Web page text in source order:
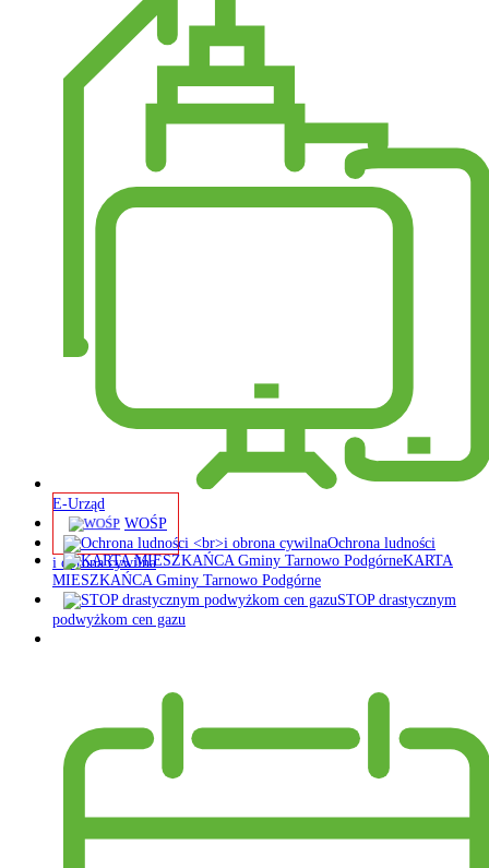
E-Urząd
WOŚP
Ochrona ludności
i obrona cywilna
KARTA
MIESZKAŃCA Gminy Tarnowo Podgórne
STOP drastycznym
podwyżkom cen gazu